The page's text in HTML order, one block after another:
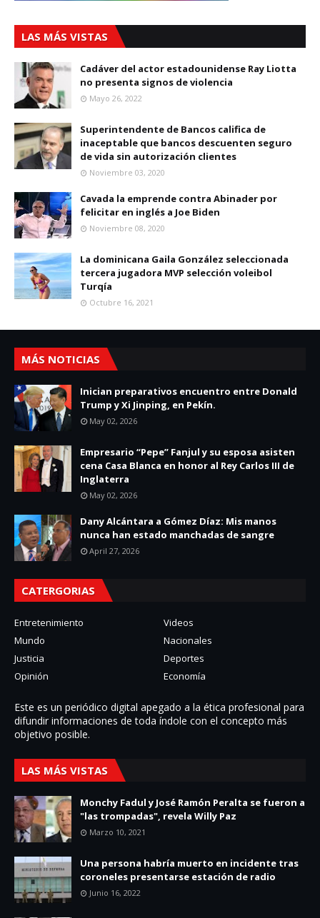
LAS MÁS VISTAS
Cadáver del actor estadounidense Ray Liotta
no presenta signos de violencia
Mayo 26, 2022
Superintendente de Bancos califica de
inaceptable que bancos descuenten seguro
de vida sin autorización clientes
Noviembre 03, 2020
Cavada la emprende contra Abinader por
felicitar en inglés a Joe Biden
Noviembre 08, 2020
La dominicana Gaila González seleccionada
tercera jugadora MVP selección voleibol
Turqía
Octubre 16, 2021
MÁS NOTICIAS
Inician preparativos encuentro entre Donald
Trump y Xi Jinping, en Pekín.
May 02, 2026
Empresario “Pepe” Fanjul y su esposa asisten
cena Casa Blanca en honor al Rey Carlos III de
Inglaterra
May 02, 2026
Dany Alcántara a Gómez Díaz: Mis manos
nunca han estado manchadas de sangre
April 27, 2026
CATERGORIAS
Entretenimiento
Videos
Mundo
Nacionales
Justicia
Deportes
Opinión
Economía
Este es un periódico digital apegado a la ética profesional para
difundir informaciones de toda í­ndole con el concepto más
objetivo posible.
LAS MÁS VISTAS
Monchy Fadul y José Ramón Peralta se fueron a
"las trompadas", revela Willy Paz
Marzo 10, 2021
Una persona habría muerto en incidente tras
coroneles presentarse estación de radio
Junio 16, 2022